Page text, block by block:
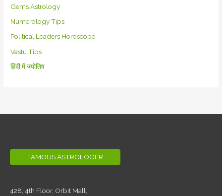
Gems Astrology
Numerology Tips
Political Leaders Horoscope
Vastu Tips
हिंदी में ज्योतिष
FAMOUS ASTROLOGER
428, 4th Floor, Orbit Mall,